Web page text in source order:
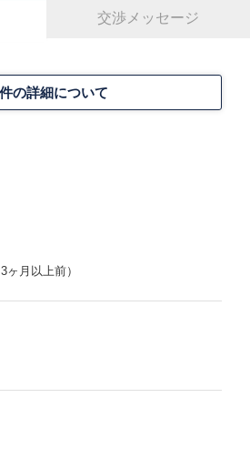
交渉メッセージ
の詳細について
ヶ月以上前）